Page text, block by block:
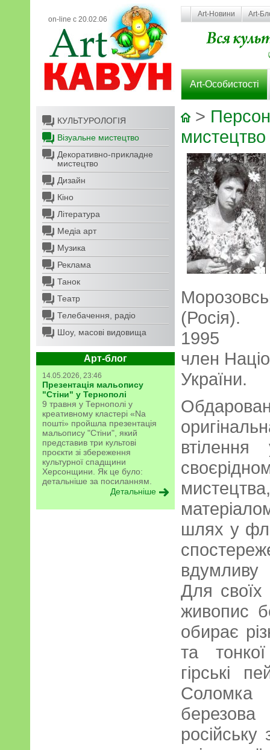
on-line с 20.02.06
Art-Новини Art-
Art-Особистості
КУЛЬТУРОЛОГІЯ
Візуальне мистецтво
Декоративно-прикладне
мистецтво
Дизайн
Кіно
Література
Медіа арт
Музика
Реклама
Танок
Театр
Телебачення, радіо
Шоу, масові видовища
Арт-блог
14.05.2026, 23:46
Презентація мальопису
"Стіни" у Тернополі
9 травня у Тернополі у
креативному кластері «Na
пошті» пройшла презентація
мальопису "Стіни", який
представив три культові
проєкти зі збереження
культурної спадщини
Херсонщини. Як це було:
детальніше за посиланням.
Детальніше
>
мистецтво
(Росія).
член
України.
шлях у
вдумливу
Для
живопис
обирає
та
гірські
російську